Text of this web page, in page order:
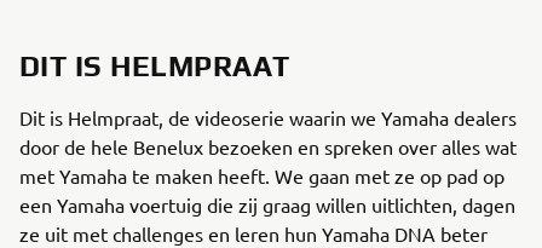
DIT IS HELMPRAAT
Dit is Helmpraat, de videoserie waarin we Yamaha dealers
door de hele Benelux bezoeken en spreken over alles wat
met Yamaha te maken heeft. We gaan met ze op pad op
een Yamaha voertuig die zij graag willen uitlichten, dagen
ze uit met challenges en leren hun Yamaha DNA beter